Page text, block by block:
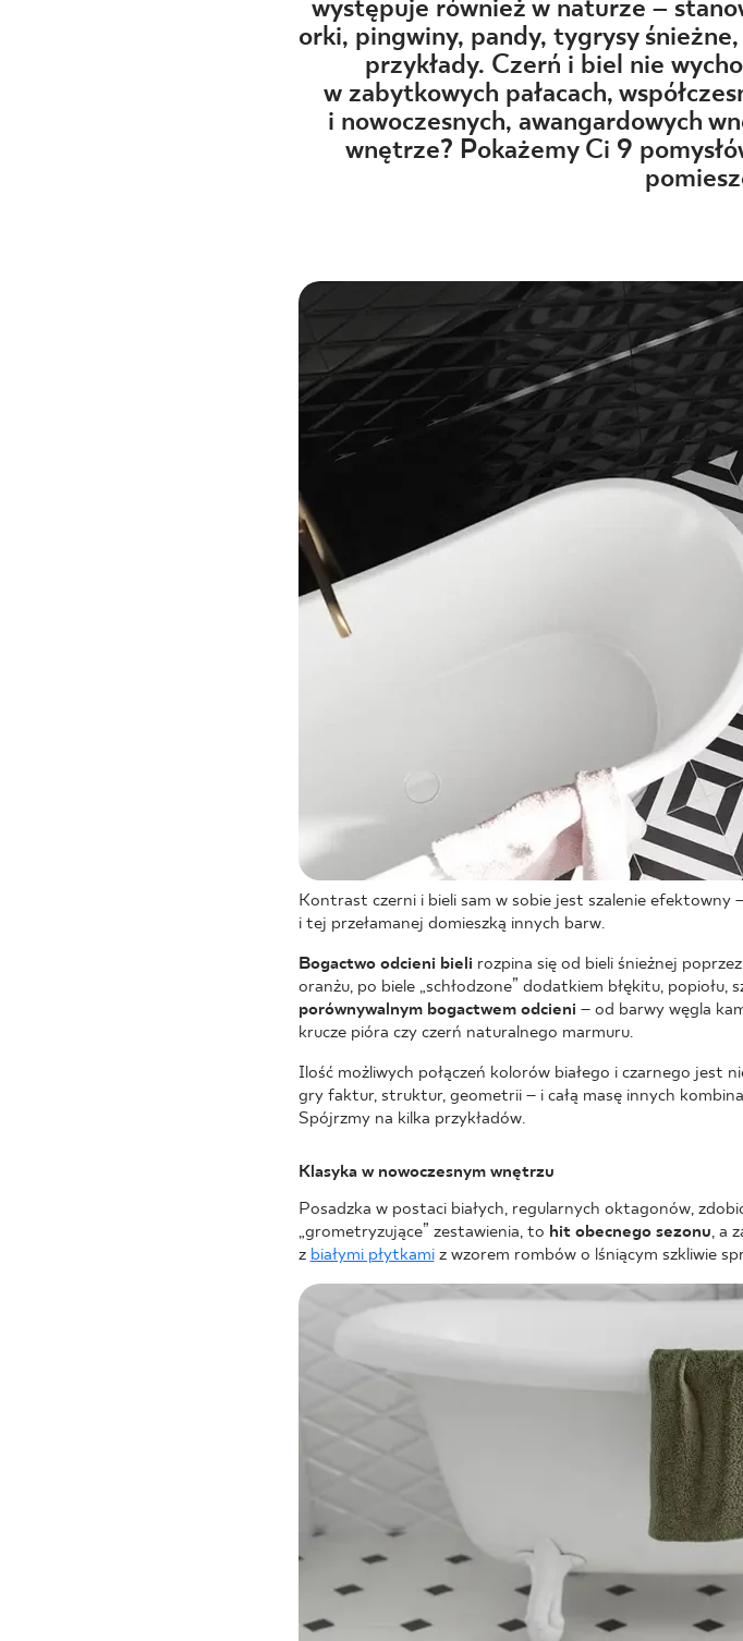
DE UK
występuje również w naturze –
orki, pingwiny, pandy, tygrysy
przykłady. Czerń i biel nie
w zabytkowych pałacach,
i nowoczesnych, awangardowych
wnętrze? Pokażemy Ci 9
Kontrast czerni i bieli sam w sobie jest szalenie efektowny
i tej przełamanej domieszką innych barw.
Bogactwo odcieni bieli rozpina się od bieli śnieżnej
oranżu, po biele „schłodzone” dodatkiem błękitu, popiołu,
porównywalnym bogactwem odcieni – od barwy węgla
krucze pióra czy czerń naturalnego marmuru.
Ilość możliwych połączeń kolorów białego i czarnego jest
gry faktur, struktur, geometrii – i całą masę innych
Spójrzmy na kilka przykładów.
Klasyka w nowoczesnym wnętrzu
Posadzka w postaci białych, regularnych oktagonów,
„grometryzujące” zestawienia, to hit obecnego sezonu, a
z białymi płytkamiz wzorem rombów o lśniącym szkliwie